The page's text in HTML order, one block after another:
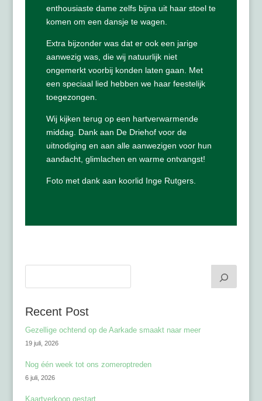
enthousiaste dame zelfs bijna uit haar stoel te
komen om een dansje te wagen.
Extra bijzonder was dat er ook een jarige
aanwezig was, die wij natuurlijk niet
ongemerkt voorbij konden laten gaan. Met
een speciaal lied hebben we haar feestelijk
toegezongen.
Wij kijken terug op een hartverwarmende
middag. Dank aan De Driehof voor de
uitnodiging en aan alle aanwezigen voor hun
aandacht, glimlachen en warme ontvangst!
Foto met dank aan koorlid Inge Rutgers.
Recent Post
Gezellige ochtend op de Aarkade smaakt naar meer
19 juli, 2026
Nog één week tot ons zomeroptreden
6 juli, 2026
Kaartverkoop gestart